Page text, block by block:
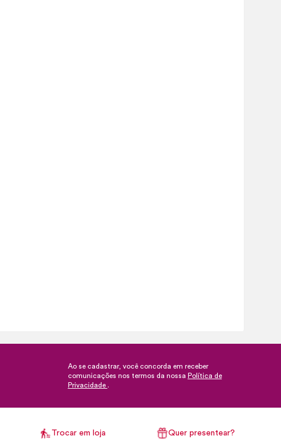
Ao se cadastrar, você concorda em receber
comunicações nos termos da nossa Política de
Privacidade .
Trocar em loja Quer presentear?